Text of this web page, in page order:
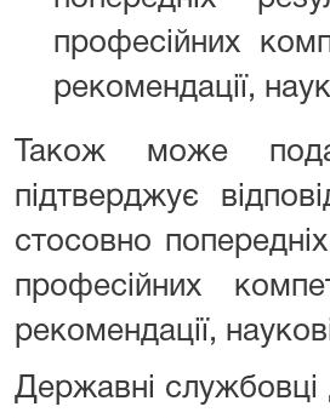
професійних
рекомендації,
Також може
підтверджує
стосовно
професійних
рекомендації,
Державні